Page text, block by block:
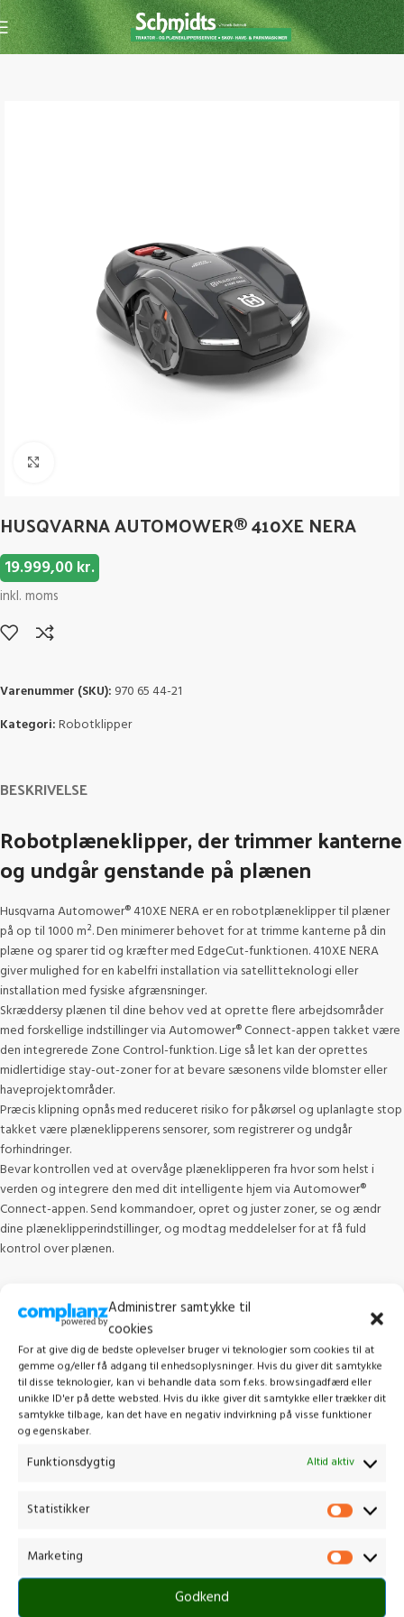
Administrer samtykke til
cookies
For at give dig de bedste oplevelser bruger vi teknologier som cookies til at
gemme og/eller få adgang til enhedsoplysninger. Hvis du giver dit samtykke
til disse teknologier, kan vi behandle data som f.eks. browsingadfærd eller
unikke ID'er på dette websted. Hvis du ikke giver dit samtykke eller trækker dit
samtykke tilbage, kan det have en negativ indvirkning på visse funktioner
og egenskaber.
Funktionsdygtig Altid aktiv
Statistikker
Marketing
Godkend
Forside Robotter & tilbehør Robotklipper
HUSQVARNA AUTOMOWER® 410XE NERA
19.999,00kr.
inkl. moms
Varenummer (SKU): 970 65 44-21
Kategori:Robotklipper
BESKRIVELSE
Robotplæneklipper, der trimmer kanterne
og undgår genstande på plænen
Husqvarna Automower® 410XE NERA er en robotplæneklipper til plæner
på op til 1000 m². Den minimerer behovet for at trimme kanterne på din
plæne og sparer tid og kræfter med EdgeCut-funktionen. 410XE NERA
giver mulighed for en kabelfri installation via satellitteknologi eller
installation med fysiske afgrænsninger.
Skræddersy plænen til dine behov ved at oprette flere arbejdsområder
med forskellige indstillinger via Automower® Connect-appen takket være
den integrerede Zone Control-funktion. Lige så let kan der oprettes
midlertidige stay-out-zoner for at bevare sæsonens vilde blomster eller
haveprojektområder.
Præcis klipning opnås med reduceret risiko for påkørsel og uplanlagte stop
takket være plæneklipperens sensorer, som registrerer og undgår
forhindringer.
Bevar kontrollen ved at overvåge plæneklipperen fra hvor som helst i
verden og integrere den med dit intelligente hjem via Automower®
Connect-appen. Send kommandoer, opret og juster zoner, se og ændr
dine plæneklipperindstillinger, og modtag meddelelser for at få fuld
kontrol over plænen.
Relaterede varer
HUSQVARNA AUTOMOWER®
305E NERA
HUSQVARNA AUTOMOWER®
430X NERA